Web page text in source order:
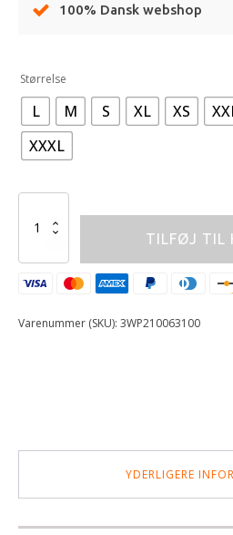
100% Dansk webshop
Størrelse
L M S XL XS
XXXL
TEAM
SWEATER
antal
TILFØJ TIL
Varenummer (SKU): 3WP210063100
YDERLIGERE